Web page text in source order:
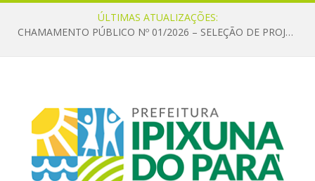
ÚLTIMAS ATUALIZAÇÕES:
CHAMAMENTO PÚBLICO Nº 01/2026 – SELEÇÃO DE PROJETOS PARA FIRMAR TERMO DE EXECUÇÃO CULTURAL COM RECURSOS DA POLÍTICA NACIONAL ALDIR BLANC DE FOMENTO À CULTURA – PNAB (LEI Nº 14.399/2022)